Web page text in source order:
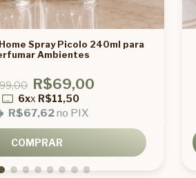
Spray Picolo 240ml para
Ambientes
R$69,00
6xx R$11,50
R$67,62no PIX
COMPRAR